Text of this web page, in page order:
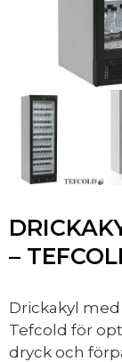
–
Drickakyl
Tefcold för
dryck och